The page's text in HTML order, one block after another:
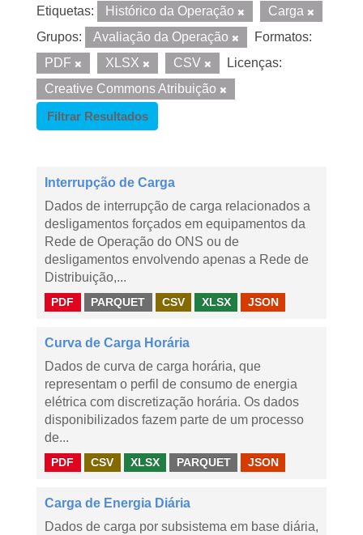
Etiquetas: Histórico da Operação
Carga
Grupos:
Avaliação da Operação
Formatos:
PDF
XLSX CSV
Licenças:
Creative Commons Atribuição
Filtrar Resultados
Interrupção de Carga
Dados de interrupção de carga relacionados a
desligamentos forçados em equipamentos da
Rede de Operação do ONS ou de
desligamentos envolvendo apenas a Rede de
Distribuição,...
PDF PARQUET CSV XLSX JSON
Curva de Carga Horária
Dados de curva de carga horária, que
representam o perfil de consumo de energia
elétrica com discretização horária. Os dados
disponibilizados fazem parte de um processo
de...
PDF CSV XLSX PARQUET JSON
Carga de Energia Diária
Dados de carga por subsistema em base diária,